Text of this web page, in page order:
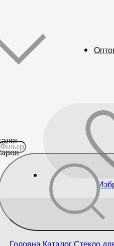
Головна КаталогСтекло